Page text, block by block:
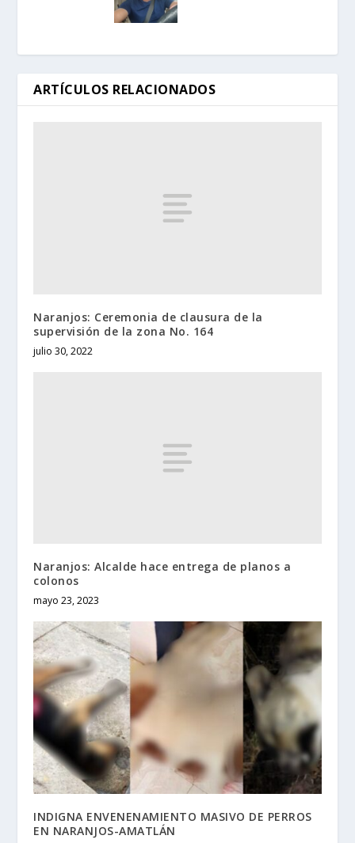
ARTÍCULOS RELACIONADOS
Naranjos: Ceremonia de clausura de la
supervisión de la zona No. 164
julio 30, 2022
Naranjos: Alcalde hace entrega de planos a
colonos
mayo 23, 2023
INDIGNA ENVENENAMIENTO MASIVO DE PERROS
EN NARANJOS-AMATLÁN